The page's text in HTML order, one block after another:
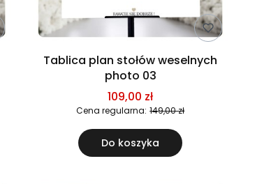
Tablica plan stołów weselnych
photo 03
109,00 zł
Cena regularna: 149,00 zł
Do koszyka